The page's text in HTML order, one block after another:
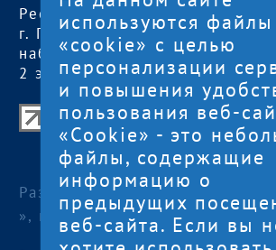
Республика Карелия
г. Петрозаводск,
наб. Гюллинга, 11 /
2 этаж, офис 2
пт:
обед с
14:00
сб, вс
Центр поддержки
Карелия
© 2012—2024
Разработка и поддержка сайта
», г. Петрозаводск
используются файлы
«cookie» с целью
персонализации
и повышения
пользования веб-
«Cookie» - это
файлы, содержащие
информацию о
предыдущих
веб-сайта. Если вы